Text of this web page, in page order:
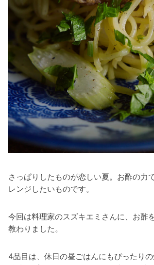
さっぱりしたものが恋しい夏。お酢の力
レンジしたいものです。
今回は料理家のスズキエミさんに、お酢
教わりました。
4品目は、休日の昼ごはんにもぴったり